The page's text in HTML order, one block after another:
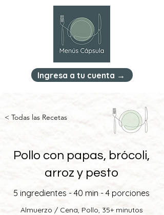
Ingresa a tu cuenta →
< Todas las Recetas
Pollo con papas, brócoli,
arroz y pesto
5 ingredientes - 40 min - 4 porciones
Almuerzo / Cena, Pollo, 35+ minutos